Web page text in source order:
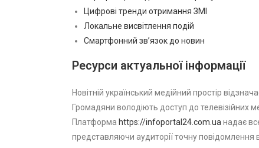
Цифрові тренди отримання ЗМІ
Локальне висвітлення подій
Смартфонний зв’язок до новин
Ресурси актуальної інформації
Новітній український медійний простір
Громадяни володіють доступ до телевізійних
Платформа https://infoportal24.com.uaнадає
представляючи аудиторії точну повідомлення